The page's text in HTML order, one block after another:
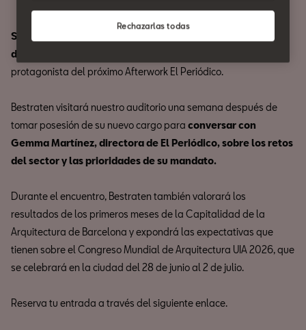
Sandra Bestraten, elegida decana del Col·legi
d'Arquitectes de Catalunya (COAC)
protagonista del próximo Afterwork El Periódico.
Bestraten visitará nuestro auditorio una semana después de
tomar posesión de su nuevo cargo para conversar con
Gemma Martínez, directora de El Periódico, sobre los retos
del sector y las prioridades de su mandato.
Durante el encuentro, Bestraten también valorará los
resultados de los primeros meses de la Capitalidad de la
Arquitectura de Barcelona y expondrá las expectativas que
tienen sobre el Congreso Mundial de Arquitectura UIA 2026, que
se celebrará en la ciudad del 28 de junio al 2 de julio.
Reserva tu entrada a través del siguiente enlace.
Rechazarlas todas